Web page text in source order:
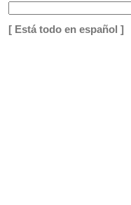
[ Está todo en español ]